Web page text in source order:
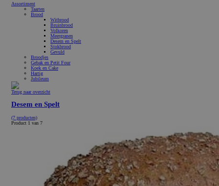
Assortiment
Taarten
Brood
Witbrood
Bruinbrood
Volkoren
Meergranen
Desem en Spelt
Stokbrood
Gevuld
Broodjes
Gebak en Petit Four
Koek en Cake
Hartig
Jubileum
Terug naar overzicht
Desem en Spelt
(7 producten)
Product 1 van 7